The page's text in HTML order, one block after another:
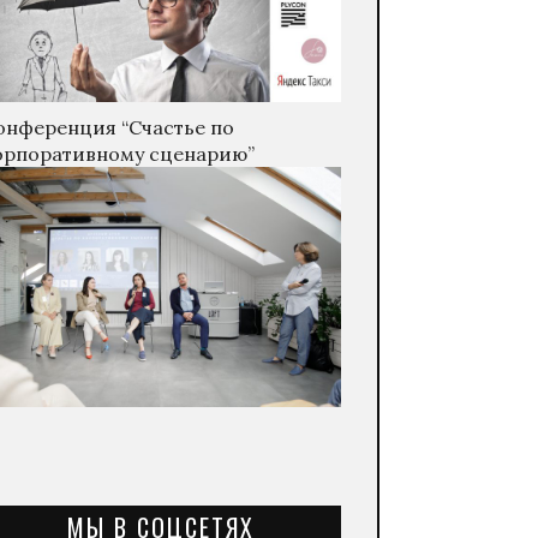
“Счастье по
сценарию”
МЫ В СОЦСЕТЯХ